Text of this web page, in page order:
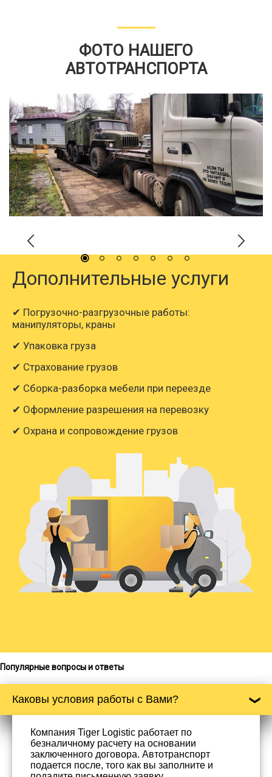
ФОТО НАШЕГО
АВТОТРАНСПОРТА
Дополнительные услуги
✔ Погрузочно-разгрузочные работы:
манипуляторы, краны
✔ Упаковка груза
✔ Страхование грузов
✔ Сборка-разборка мебели при переезде
✔ Оформление разрешения на перевозку
✔ Охрана и сопровождение грузов
Популярные вопросы и ответы
Каковы условия работы с Вами?
Компания Tiger Logistic работает по
безналичному расчету на основании
заключенного договора. Автотранспорт
подается после, того как вы заполните и